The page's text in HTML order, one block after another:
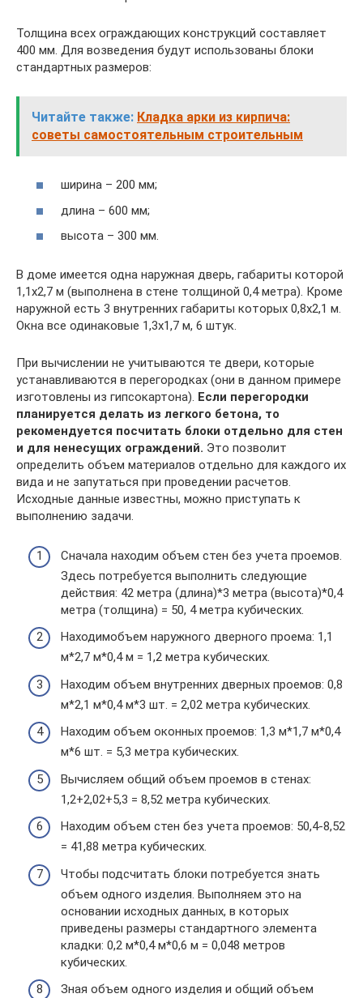
Толщина всех ограждающих конструкций составляет
400 мм. Для возведения будут использованы блоки
стандартных размеров:
Читайте также: Кладка арки из кирпича:
советы самостоятельным строительным
ширина – 200 мм;
длина – 600 мм;
высота – 300 мм.
В доме имеется одна наружная дверь, габариты которой
1,1х2,7 м (выполнена в стене толщиной 0,4 метра). Кроме
наружной есть 3 внутренних габариты которых 0,8х2,1 м.
Окна все одинаковые 1,3х1,7 м, 6 штук.
При вычислении не учитываются те двери, которые
устанавливаются в перегородках (они в данном примере
изготовлены из гипсокартона). Если перегородки
планируется делать из легкого бетона, то
рекомендуется посчитать блоки отдельно для стен
и для ненесущих ограждений. Это позволит
определить объем материалов отдельно для каждого их
вида и не запутаться при проведении расчетов.
Исходные данные известны, можно приступать к
выполнению задачи.
Сначала находим объем стен без учета проемов.
Здесь потребуется выполнить следующие
действия: 42 метра (длина)*3 метра (высота)*0,4
метра (толщина) = 50, 4 метра кубических.
Находимобъем наружного дверного проема: 1,1
м*2,7 м*0,4 м = 1,2 метра кубических.
Находим объем внутренних дверных проемов: 0,8
м*2,1 м*0,4 м*3 шт. = 2,02 метра кубических.
Находим объем оконных проемов: 1,3 м*1,7 м*0,4
м*6 шт. = 5,3 метра кубических.
Вычисляем общий объем проемов в стенах:
1,2+2,02+5,3 = 8,52 метра кубических.
Находим объем стен без учета проемов: 50,4-8,52
= 41,88 метра кубических.
Чтобы подсчитать блоки потребуется знать
объем одного изделия. Выполняем это на
основании исходных данных, в которых
приведены размеры стандартного элемента
кладки: 0,2 м*0,4 м*0,6 м = 0,048 метров
кубических.
Зная объем одного изделия и общий объем